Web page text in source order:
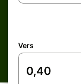
Vers